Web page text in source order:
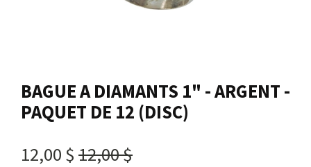
Panier
BAGUE A DIAMANTS 1" - ARGENT -
PAQUET DE 12 (DISC)
12,00 $ 12,00 $